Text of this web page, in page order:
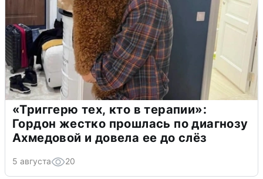
«Триггерю тех, кто в терапии»:
Гордон жестко прошлась по диагнозу
Ахмедовой и довела ее до слёз
5 августа 20